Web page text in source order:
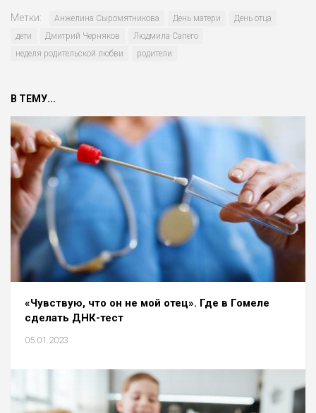
Метки: Анжелина Сыромятникова День матери
День отца
дети
Дмитрий Черняков
Людмила Сапего
неделя родительской любви
родители
В ТЕМУ...
«Чувствую, что он не мой отец». Где в Гомеле
сделать ДНК-тест
05.01.2023